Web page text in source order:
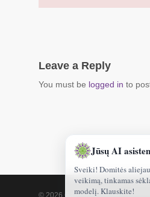
Leave a Reply
You must be logged in to
© 2026 Gamtoskvapai.lt.
Jūsų AI
Sveiki! Domitės
veikimą, tinkamas
modelį. Klauskite!